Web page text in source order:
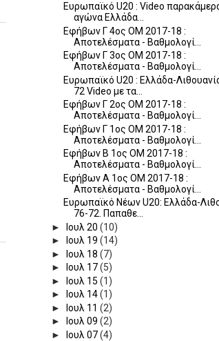
Ευρωπαϊκό U20 : Video
αγώνα Ελλάδα...
Εφήβων Γ 4ος ΟΜ 2017-18 :
Αποτελέσματα - Βαθμολογί...
Εφήβων Γ 3ος ΟΜ 2017-18 :
Αποτελέσματα - Βαθμολογί...
Ευρωπαϊκό U20 : Ελλάδα-
72 Video με τα...
Εφήβων Γ 2ος ΟΜ 2017-18 :
Αποτελέσματα - Βαθμολογί...
Εφήβων Γ 1ος ΟΜ 2017-18 :
Αποτελέσματα - Βαθμολογί...
Εφήβων Β 1ος ΟΜ 2017-18 :
Αποτελέσματα - Βαθμολογί...
Εφήβων Α 1ος ΟΜ 2017-18 :
Αποτελέσματα - Βαθμολογί...
Ευρωπαϊκό Νέων U20: Ελλάδα-
76-72. Παπαθε...
►
Ιουλ 20(10)
►
Ιουλ 19(14)
►
Ιουλ 18(7)
►
Ιουλ 17(5)
►
Ιουλ 15(1)
►
Ιουλ 14(1)
►
Ιουλ 11(2)
►
Ιουλ 09(2)
►
Ιουλ 07(4)